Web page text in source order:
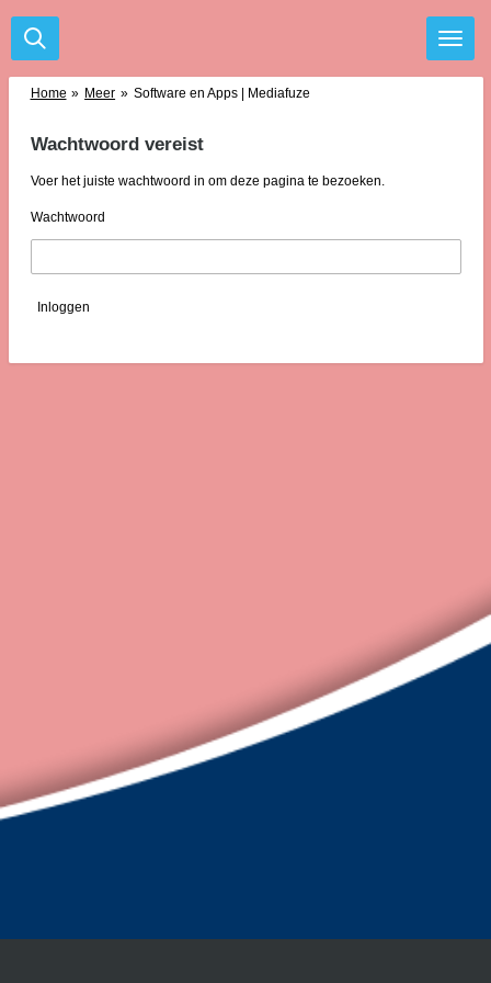
Ga
direct
Home » Meer » Software en Apps | Mediafuze
Wachtwoord vereist
Voer het juiste wachtwoord in om deze pagina te bezoeken.
Wachtwoord
Inloggen